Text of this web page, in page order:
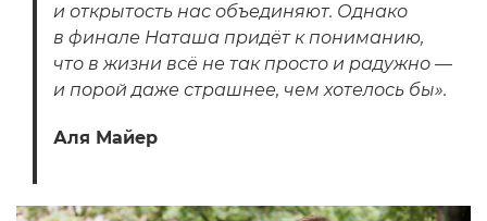
и открытость нас объединяют. Однако
в финале Наташа придёт к пониманию,
что в жизни всё не так просто и радужно —
и порой даже страшнее, чем хотелось бы».
Аля Майер